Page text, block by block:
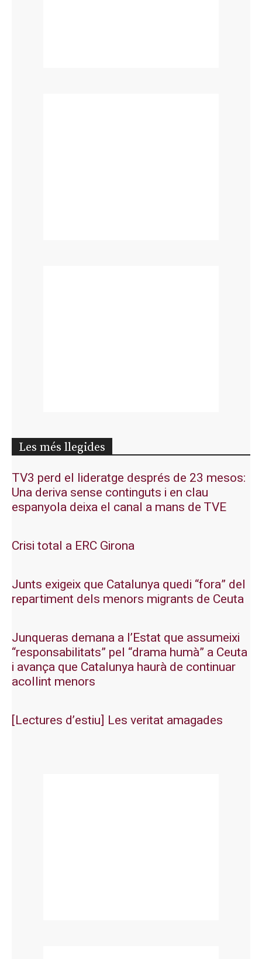
Les més llegides
TV3 perd el lideratge després de 23 mesos:
Una deriva sense continguts i en clau
espanyola deixa el canal a mans de TVE
Crisi total a ERC Girona
Junts exigeix que Catalunya quedi “fora” del
repartiment dels menors migrants de Ceuta
Junqueras demana a l’Estat que assumeixi
“responsabilitats” pel “drama humà” a Ceuta
i avança que Catalunya haurà de continuar
acollint menors
[Lectures d’estiu] Les veritat amagades